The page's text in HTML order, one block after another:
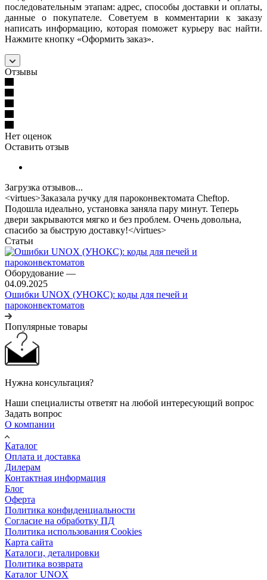
последовательным этапам: адрес, способы доставки и оплаты,
данные о покупателе. Советуем в комментарии к заказу
написать информацию, которая поможет курьеру вас найти.
Нажмите кнопку «Оформить заказ».
Отзывы
Нет оценок
Оставить отзыв
Загрузка отзывов...
<virtues>Заказала ручку для пароконвектомата Cheftop.
Подошла идеально, установка заняла пару минут. Теперь
двери закрываются мягко и без проблем. Очень довольна,
спасибо за быструю доставку!</virtues>
Статьи
Оборудование —
04.09.2025
Ошибки UNOX (УНОКС): коды для печей и
пароконвектоматов
Популярные товары
Нужна консультация?
Наши специалисты ответят на любой интересующий вопрос
Задать вопрос
О компании
Каталог
Оплата и доставка
Дилерам
Контактная информация
Блог
Оферта
Политика конфиденциальности
Согласие на обработку ПД
Политика использования Cookies
Карта сайта
Каталоги, деталировки
Политика возврата
Каталог UNOX